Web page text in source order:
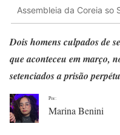
Assembleia da Coreia so
Dois homens culpados de
que aconteceu em março,
setenciados a prisão
Por:
Marina Benini